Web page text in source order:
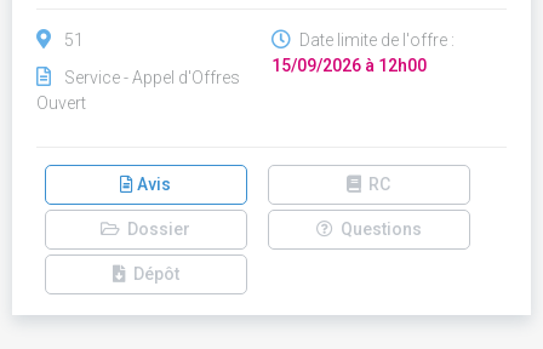
51
Service - Appel d'Offres
Ouvert
Date limite de l'offre :
15/09/2026 à 12h00
Avis RC
Dossier Questions
Dépôt